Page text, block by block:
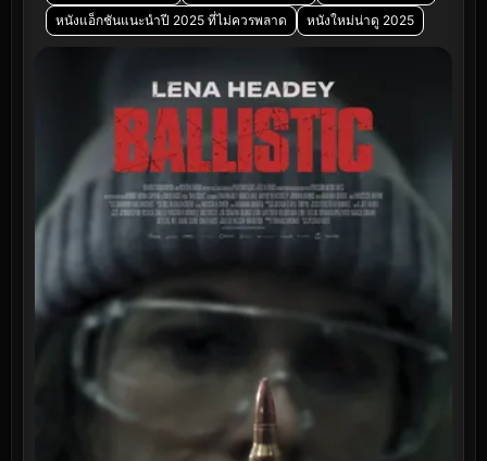
หนังแอ็กชันแนะนำปี 2025 ที่ไม่ควรพลาด
หนังใหม่น่าดู 2025